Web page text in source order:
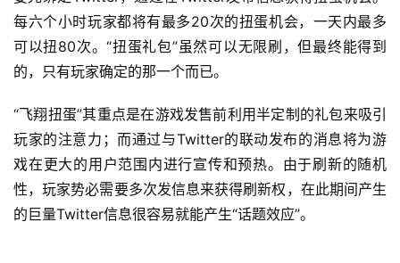
每六个小时玩家都将有最多20次的扭蛋机会，一天内最多
可以扭80次。“扭蛋礼包”虽然可以无限刷，但最终能得到
的，只有玩家确定的那一个而已。
“飞翔扭蛋”其重点是在游戏发售前利用半定制的礼包来吸引
玩家的注意力；而通过与Twitter的联动发布的消息将为游
戏在更大的用户范围内进行宣传和预热。由于刷新的随机
性，玩家势必需要多次发信息来获得刷新权，在此期间产生
的巨量Twitter信息很容易就能产生“话题效应”。